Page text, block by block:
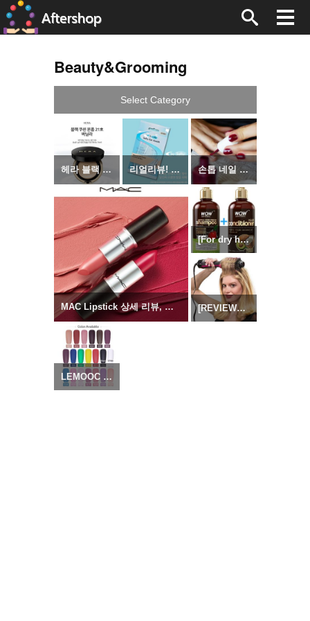
Beauty&Grooming
Select Category
헤라 블랙 쿠션 파운데이션 본품 15g 리얼리뷰! 구두 하이힐 실리콘 뒤꿈치 보호패드 깔창 손톱 네일 상태를 위협하는 매니큐어 5가지 징후
MAC Lipstick 상세 리뷰, 구매 Tip
[For dry hair] WOW Apple Cider Vinegar Shampoo & Hair Conditioner Set
[REVIEWS] Revlon One-Step Hair Dryer & Volumizer
LEMOOC UV Gel Nail / Painting Gel